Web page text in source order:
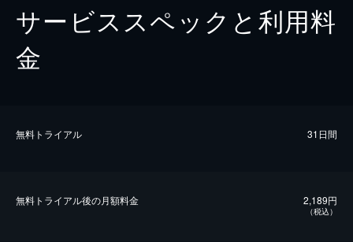
サービススペックと利用料
金
無料トライアル 31日間
無料トライアル後の⽉額料金 2,189円
（税込）